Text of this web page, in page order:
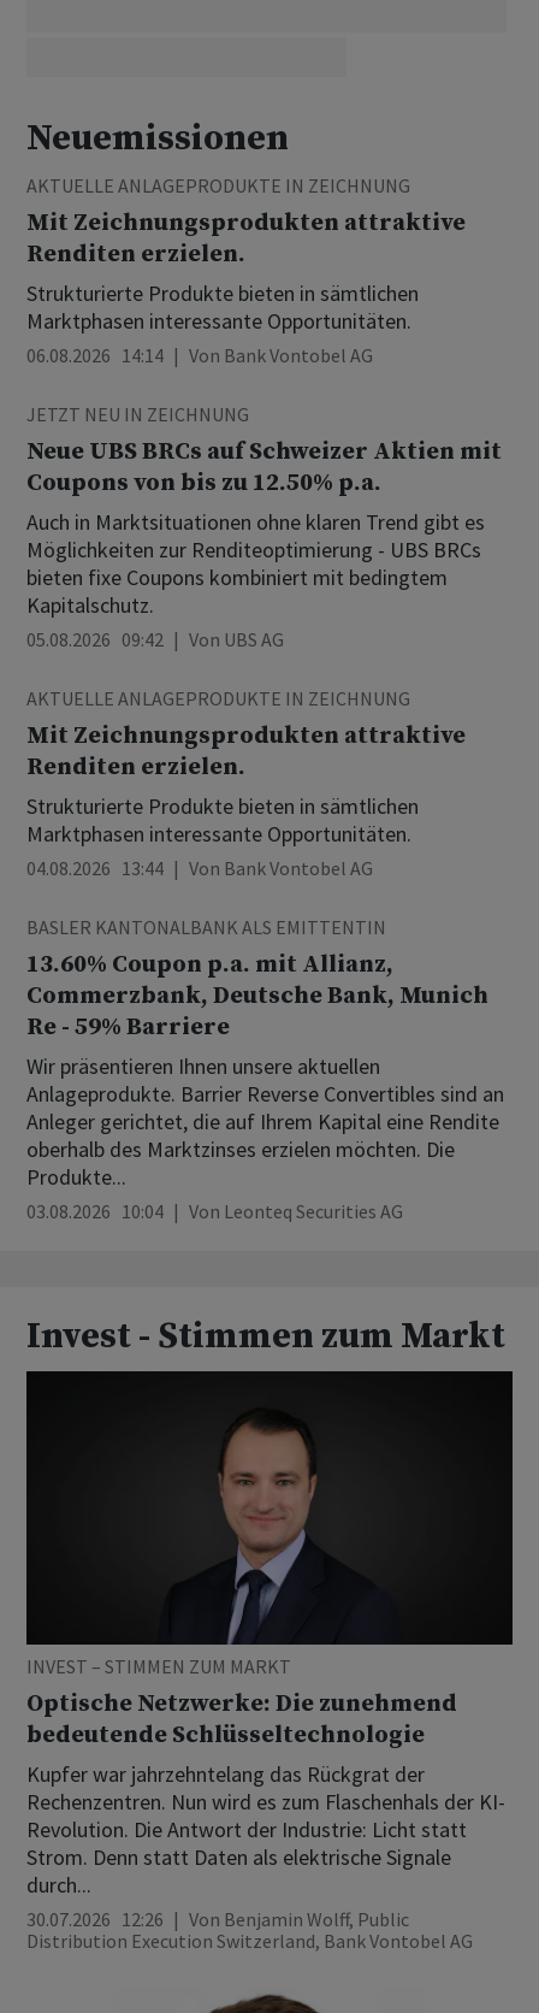
Neuemissionen
AKTUELLE ANLAGEPRODUKTE IN ZEICHNUNG
Mit Zeichnungsprodukten attraktive
Renditen erzielen.
Strukturierte Produkte bieten in sämtlichen
Marktphasen interessante Opportunitäten.
06.08.2026 14:14 Von Bank Vontobel AG
JETZT NEU IN ZEICHNUNG
Neue UBS BRCs auf Schweizer Aktien mit
Coupons von bis zu 12.50% p.a.
Auch in Marktsituationen ohne klaren Trend gibt es
Möglichkeiten zur Renditeoptimierung - UBS BRCs
bieten fixe Coupons kombiniert mit bedingtem
Kapitalschutz.
05.08.2026 09:42 Von UBS AG
AKTUELLE ANLAGEPRODUKTE IN ZEICHNUNG
Mit Zeichnungsprodukten attraktive
Renditen erzielen.
Strukturierte Produkte bieten in sämtlichen
Marktphasen interessante Opportunitäten.
04.08.2026 13:44 Von Bank Vontobel AG
BASLER KANTONALBANK ALS EMITTENTIN
13.60% Coupon p.a. mit Allianz,
Commerzbank, Deutsche Bank, Munich
Re - 59% Barriere
Wir präsentieren Ihnen unsere aktuellen
Anlageprodukte. Barrier Reverse Convertibles sind an
Anleger gerichtet, die auf Ihrem Kapital eine Rendite
oberhalb des Marktzinses erzielen möchten. Die
Produkte...
03.08.2026 10:04 Von Leonteq Securities AG
Invest - Stimmen zum Markt
INVEST – STIMMEN ZUM MARKT
Optische Netzwerke: Die zunehmend
bedeutende Schlüsseltechnologie
Kupfer war jahrzehntelang das Rückgrat der
Rechenzentren. Nun wird es zum Flaschenhals der KI-
Revolution. Die Antwort der Industrie: Licht statt
Strom. Denn statt Daten als elektrische Signale
durch...
30.07.2026 12:26 Von Benjamin Wolff, Public
Distribution Execution Switzerland, Bank Vontobel AG